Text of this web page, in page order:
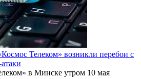
Телеком» возникли перебои с
в Минске утром 10 мая